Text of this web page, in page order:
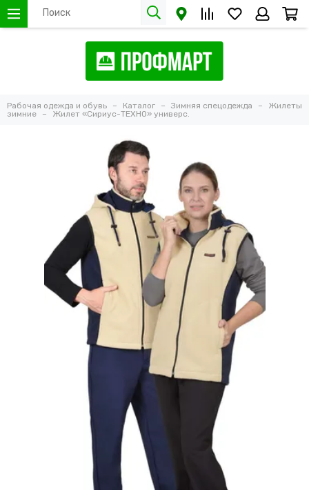
Рабочая одежда и обувь Каталог Зимняя спецодежда
Жилеты
зимние
Жилет «Сириус-ТЕХНО» универс.